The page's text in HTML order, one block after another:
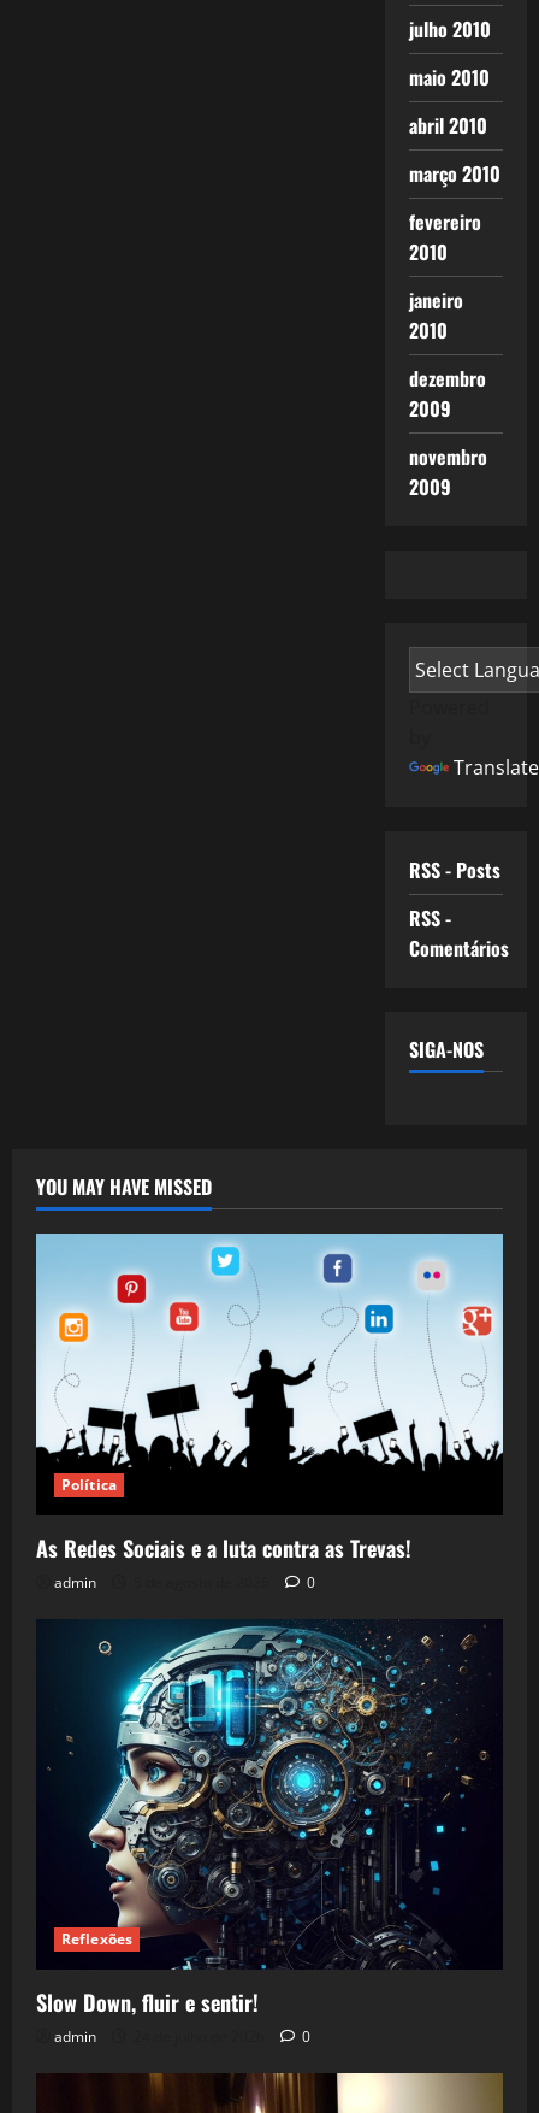
julho 2010
maio 2010
abril 2010
março 2010
fevereiro
2010
janeiro
2010
dezembro
2009
novembro
2009
Translate
RSS - Posts
RSS -
Comentários
SIGA-NOS
YOU MAY HAVE MISSED
Política
As Redes Sociais e a luta contra as Trevas!
admin 0
Reflexões
Slow Down, fluir e sentir!
admin 0